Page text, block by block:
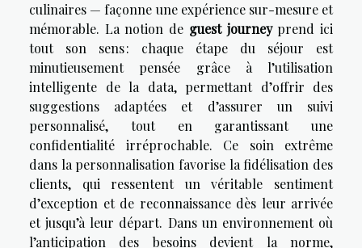
culinaires — façonne une expérience sur-mesure et
mémorable. La notion de guest journeyprend ici
tout son sens : chaque étape du séjour est
minutieusement pensée grâce à l’utilisation
intelligente de la data, permettant d’offrir des
suggestions adaptées et d’assurer un suivi
personnalisé, tout en garantissant une
confidentialité irréprochable. Ce soin extrême
dans la personnalisation favorise la fidélisation des
clients, qui ressentent un véritable sentiment
d’exception et de reconnaissance dès leur arrivée
et jusqu’à leur départ. Dans un environnement où
l’anticipation des besoins devient la norme,